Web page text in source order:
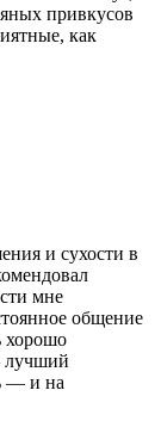
привкусов
как
и сухости в
мне
общение
хорошо
лучший
— и на